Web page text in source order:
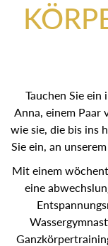
Tauchen Sie ein
Anna, einem Paar
wie sie, die bis ins
Sie ein, an
Mit einem
eine